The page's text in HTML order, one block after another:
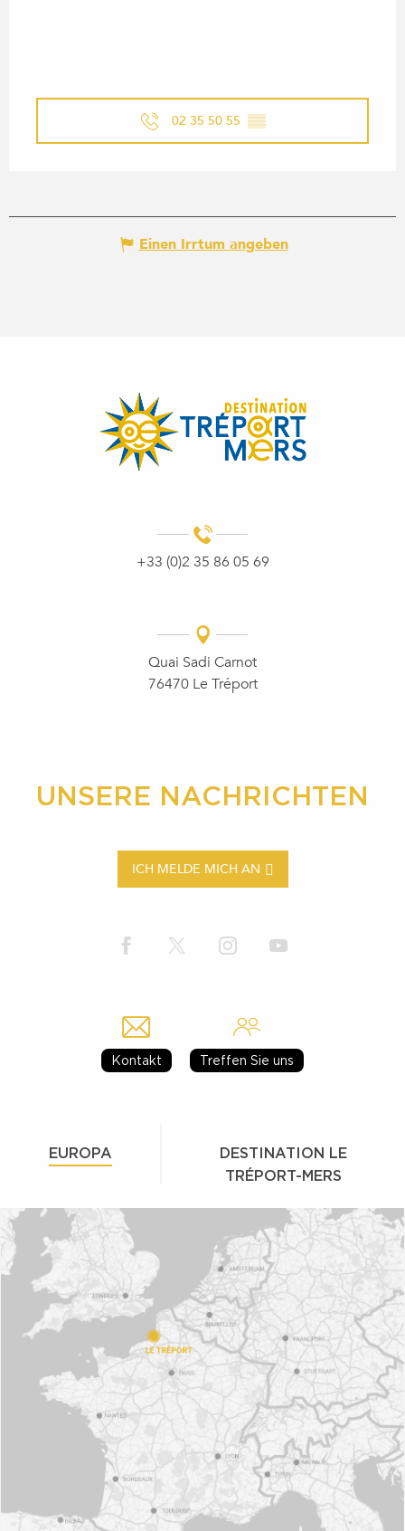
02 35 50 55 ▒▒
Einen Irrtum angeben
+33 (0)2 35 86 05 69
Quai Sadi Carnot
76470 Le Tréport
UNSERE NACHRICHTEN
ICH MELDE MICH AN
Kontakt Treffen Sie uns
EUROPA
DESTINATION LE
TRÉPORT-MERS